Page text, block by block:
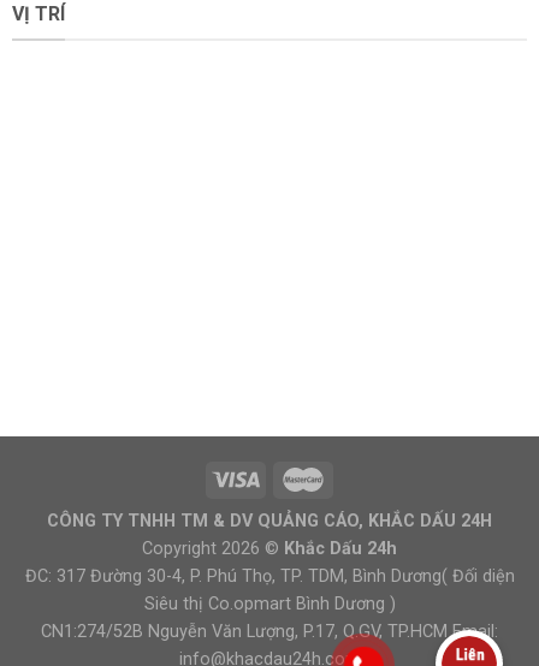
VỊ TRÍ
CÔNG TY TNHH TM & DV QUẢNG CÁO, KHẮC DẤU 24H
Copyright 2026 © Khắc Dấu 24h
ĐC: 317 Đường 30-4, P. Phú Thọ, TP. TDM, Bình Dương( Đối diện
Siêu thị Co.opmart Bình Dương )
CN1:274/52B Nguyễn Văn Lượng, P.17, Q.GV, TP.HCM Email:
info@khacdau24h.com